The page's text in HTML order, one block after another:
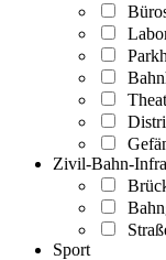
Zivil-Bahn-Infra
Sport